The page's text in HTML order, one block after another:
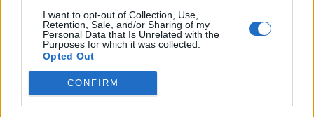
I want to opt-out of Collection, Use,
Retention, Sale, and/or Sharing of my
Personal Data that Is Unrelated with the
Purposes for which it was collected.
Opted Out
CONFIRM
το σουτ μέσα απ’ την περιοχή, στέλνοντας την
μπάλα άουτ.
Στο 78’ ο Σαχπεκίδης είδε το σουτ που δοκίμασε
από κοντά να βρίσκει σε ετοιμότητα τον
Πασχαλάκη. Δύο λεπτά μετά ο Ελ Αραμπί σκόραρε,